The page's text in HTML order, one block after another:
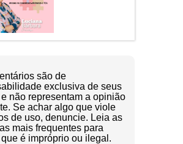
são de
exclusiva de seus
não representam a opinião
Se achar algo que viole
de uso, denuncie. Leia as
mais frequentes para
é impróprio ou ilegal.